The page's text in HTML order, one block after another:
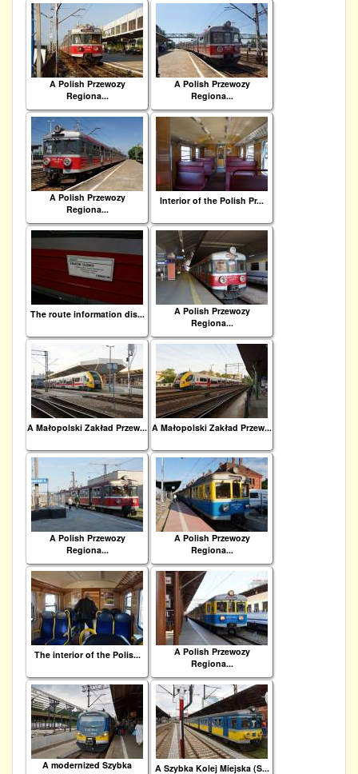
A Polish Przewozy
Regiona...
A Polish Przewozy
Regiona...
A Polish Przewozy
Regiona...
Interior of the Polish Pr...
The route information dis...
A Polish Przewozy
Regiona...
A Małopolski Zakład Przew... A Małopolski Zakład Przew...
A Polish Przewozy
Regiona...
A Polish Przewozy
Regiona...
The interior of the Polis...
A Polish Przewozy
Regiona...
A modernized Szybka
A Szybka Kolej Miejska (S...